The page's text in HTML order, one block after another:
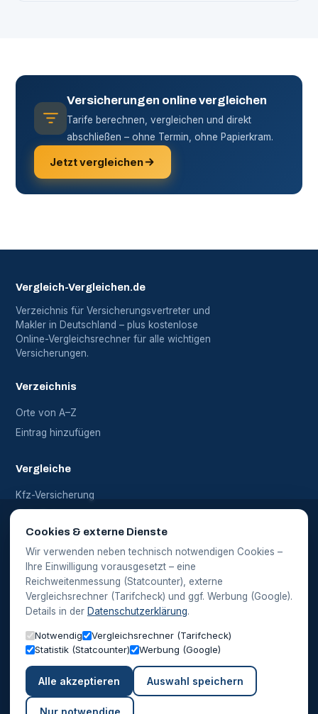
Versicherungen online vergleichen
Tarife berechnen, vergleichen und direkt
abschließen – ohne Termin, ohne Papierkram.
Jetzt vergleichen
Vergleich-Vergleichen.de
Verzeichnis für Versicherungsvertreter und
Makler in Deutschland – plus kostenlose
Online-Vergleichsrechner für alle wichtigen
Versicherungen.
Verzeichnis
Orte von A–Z
Eintrag hinzufügen
Vergleiche
Kfz-Versicherung
Haftpflicht
Alle Vergleiche
Rechtliches
Impressum
Datenschutz
Cookie-Einstellungen
Hinweis: Die Vergleichsrechner auf dieser Website werden in
Kooperation mit einem Partner (Tarifcheck) bereitgestellt. Bei einem
Abschluss über diese Rechner erhalten wir eine Provision – für Sie
Cookies & externe Dienste
Wir verwenden neben technisch notwendigen Cookies –
Ihre Einwilligung vorausgesetzt – eine
Reichweitenmessung (Statcounter), externe
Vergleichsrechner (Tarifcheck) und ggf. Werbung (Google).
Details in der Datenschutzerklärung.
Notwendig
Vergleichsrechner (Tarifcheck)
Statistik (Statcounter)
Werbung (Google)
Alle akzeptieren Auswahl speichern
Nur notwendige